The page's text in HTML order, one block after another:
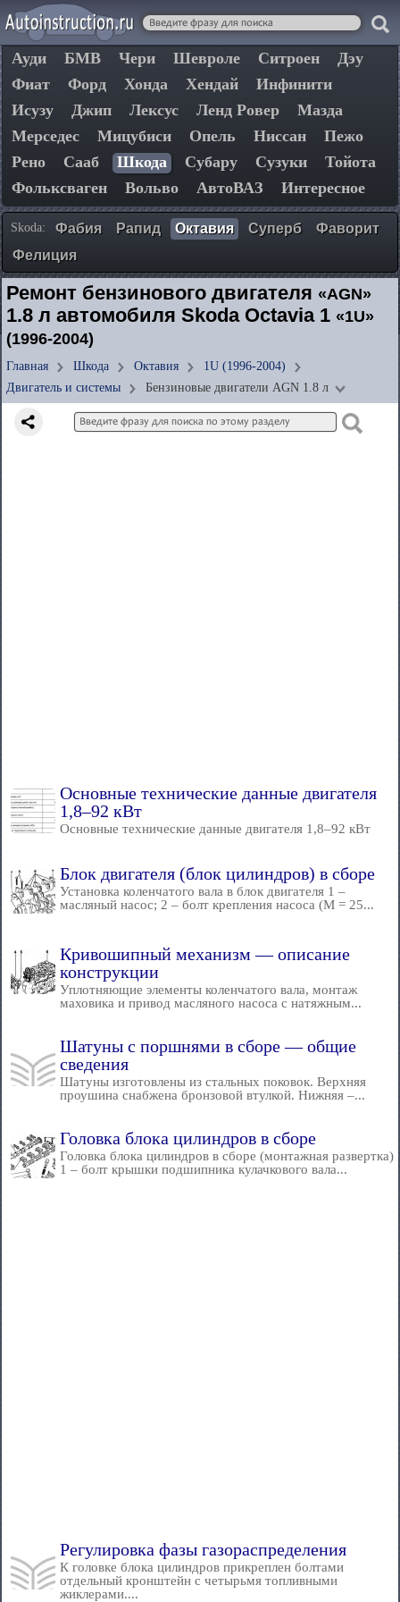
Ауди БМВ Чери Шевроле Ситроен
Дэу
Фиат
Форд Хонда Хендай
Инфинити
Исузу
Джип Лексус Ленд Ровер
Мазда
Мерседес
Мицубиси Опель Ниссан
Пежо
Рено
Сааб Шкода Субару Сузуки
Тойота
Фольксваген
Вольво АвтоВАЗ Интересное
Skoda: Фабия Рапид Октавия Суперб
Фаворит
Фелиция
Ремонт бензинового двигателя «АGN»
1.8 л автомобиля Skoda Octavia 1 «1U»
(1996-2004)
Главная Шкода Октавия
1U (1996-2004)
Двигатель и системы
Бензиновые двигатели АGN 1.8 л
Основные технические данные двигателя
1,8–92 кВт
Основные технические данные двигателя 1,8–92 кВт
Блок двигателя (блок цилиндров) в сборе
Установка коленчатого вала в блок двигателя 1 –
масляный насос; 2 – болт крепления насоса (М = 25...
Кривошипный механизм — описание
конструкции
Уплотняющие элементы коленчатого вала, монтаж
маховика и привод масляного насоса с натяжным...
Шатуны с поршнями в сборе — общие
сведения
Шатуны изготовлены из стальных поковок. Верхняя
проушина снабжена бронзовой втулкой. Нижняя –...
Головка блока цилиндров в сборе
Головка блока цилиндров в сборе (монтажная развертка)
1 – болт крышки подшипника кулачкового вала...
Регулировка фазы газораспределения
К головке блока цилиндров прикреплен болтами
отдельный кронштейн с четырьмя топливными
жиклерами....